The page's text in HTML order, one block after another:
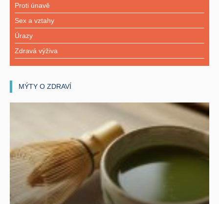
Proti únavě
Sex a vztahy
Úrazy
Zdravá výživa
MÝTY O ZDRAVÍ